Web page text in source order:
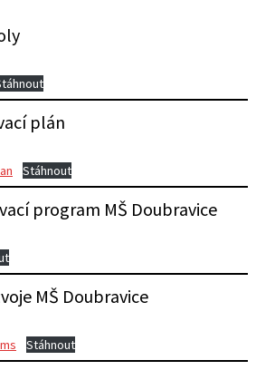
plán
Stáhnout
program MŠ Doubravice
MŠ Doubravice
Stáhnout